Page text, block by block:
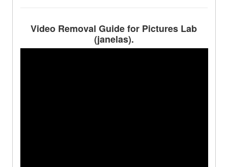
Video Removal Guide for Pictures Lab
(janelas).